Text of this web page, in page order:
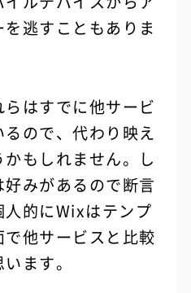
逃すこともありま
はすでに他サービ
ので、代わり映え
もしれません。し
みがあるので断言
的にWixはテンプ
他サービスと比較
ます。